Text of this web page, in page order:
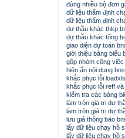
dùng nhiều bộ đơn
dữ liệu thẩm định
dữ liệu thẩm định
dự thầu khác thkp
dự thầu khác tổng
giao diện dự toán
giới thiệu bảng biểu
gộp nhóm công việc
hiện ẩn nội dung
khắc phục lỗi
khắc phục lỗi reff và
kiểm tra các bảng
làm tròn giá trị dự
làm tròn giá trị dự
lưu giá thông báo
lấy dữ liệu chạy hồ
lấy dữ liệu chạy hồ